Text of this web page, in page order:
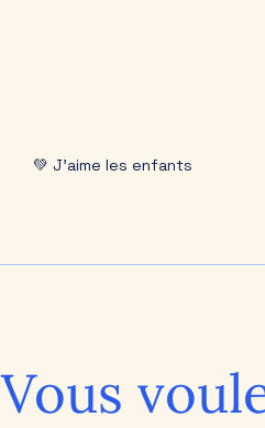
💚 J'aime les enfants
Vous